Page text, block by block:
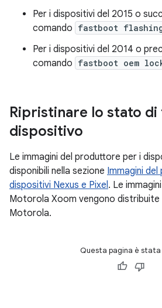
Per i dispositivi del 2015 o
comando fastboot
Per i dispositivi del 2014 o
comando fastboot oem
Ripristinare lo stato
dispositivo
Le immagini del produttore per i
disponibili nella sezione Immagini
dispositivi Nexus e Pixel. Le
Motorola Xoom vengono
Motorola.
Questa pagina è